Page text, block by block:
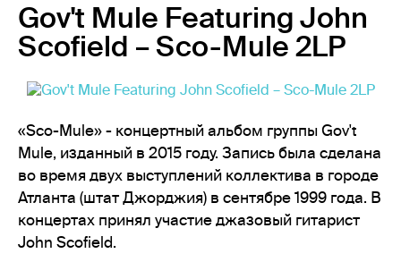
Gov't Mule Featuring John
Scofield – Sco-Mule 2LP
«Sco-Mule» - концертный альбом группы Gov't
Mule, изданный в 2015 году. Запись была сделана
во время двух выступлений коллектива в городе
Атланта (штат Джорджия) в сентябре 1999 года. В
концертах принял участие джазовый гитарист
John Scofield.